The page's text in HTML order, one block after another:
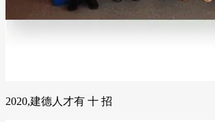
2020,建德人才有 十 招